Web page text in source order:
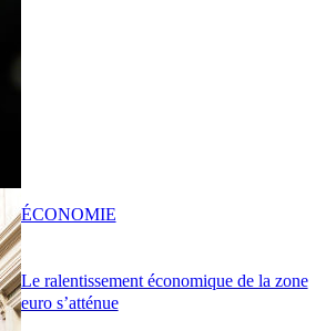
Le ralentissement économique de la zone
euro s’atténue
ÉCONOMIE